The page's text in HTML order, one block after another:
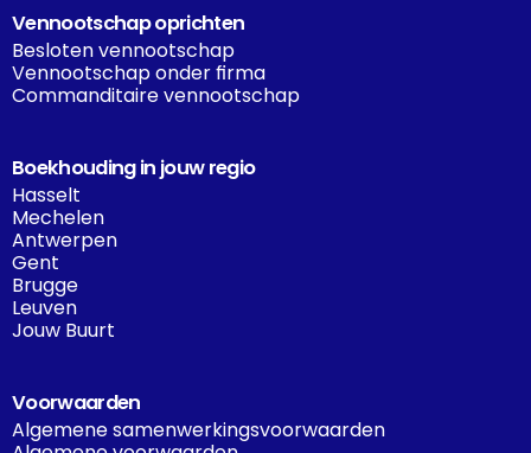
Vennootschap oprichten
Besloten vennootschap
Vennootschap onder firma
Commanditaire vennootschap
Boekhouding in jouw regio
Hasselt
Mechelen
Antwerpen
Gent
Brugge
Leuven
Jouw Buurt
Voorwaarden
Algemene samenwerkingsvoorwaarden